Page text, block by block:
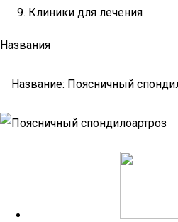
Клиники для лечения
Названия
Название: Поясничный